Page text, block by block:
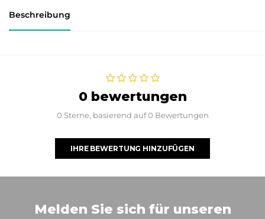
Beschreibung
0 bewertungen
0 Sterne, basierend auf 0 Bewertungen
IHRE BEWERTUNG HINZUFÜGEN
Melden Sie sich für unseren